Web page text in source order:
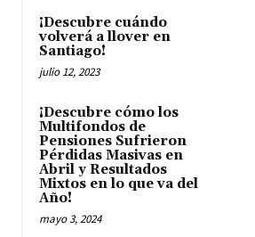
¡Descubre cuándo
volverá a llover en
Santiago!
julio 12, 2023
¡Descubre cómo los
Multifondos de
Pensiones Sufrieron
Pérdidas Masivas en
Abril y Resultados
Mixtos en lo que va del
Año!
mayo 3, 2024